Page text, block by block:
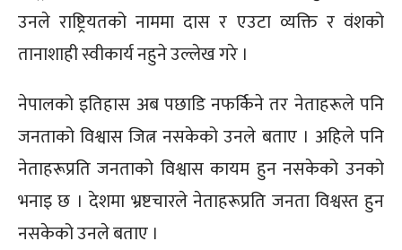
उनले राष्ट्रियतको नाममा दास र एउटा व्यक्ति र वंशको
तानाशाही स्वीकार्य नहुने उल्लेख गरे ।
नेपालको इतिहास अब पछाडि नफर्किने तर नेताहरूले पनि
जनताको विश्वास जित्न नसकेको उनले बताए । अहिले पनि
नेताहरूप्रति जनताको विश्वास कायम हुन नसकेको उनको
भनाइ छ । देशमा भ्रष्टचारले नेताहरूप्रति जनता विश्वस्त हुन
नसकेको उनले बताए ।